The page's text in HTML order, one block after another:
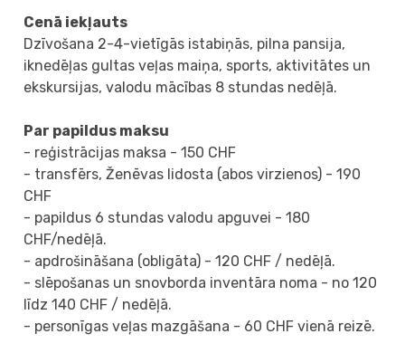
Cenā iekļauts
Dzīvošana 2-4-vietīgās istabiņās, pilna pansija,
iknedēļas gultas veļas maiņa, sports, aktivitātes un
ekskursijas, valodu mācības 8 stundas nedēļā.
Par papildus maksu
- reģistrācijas maksa - 150 CHF
- transfērs, Ženēvas lidosta (abos virzienos) - 190
CHF
- papildus 6 stundas valodu apguvei - 180
CHF/nedēļā.
- apdrošināšana (obligāta) - 120 CHF / nedēļā.
- slēpošanas un snovborda inventāra noma - no 120
līdz 140 CHF / nedēļā.
- personīgas veļas mazgāšana - 60 CHF vienā reizē.